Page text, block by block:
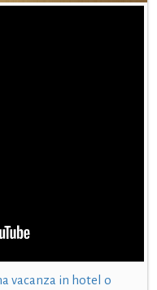
vacanza in hotel o